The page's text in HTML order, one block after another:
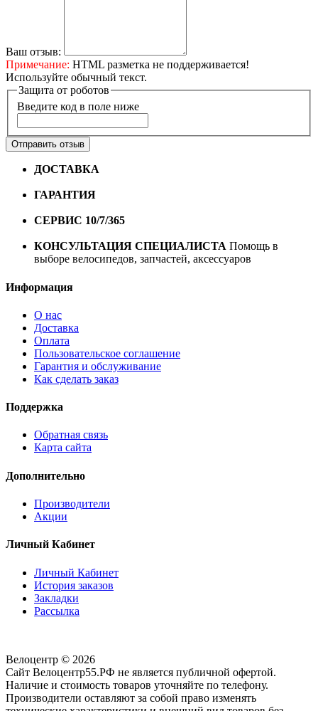
Ваш отзыв:
Примечание: HTML разметка не поддерживается!
Используйте обычный текст.
Защита от роботов
Введите код в поле ниже
Отправить отзыв
ДОСТАВКА
ГАРАНТИЯ
СЕРВИС 10/7/365
КОНСУЛЬТАЦИЯ СПЕЦИАЛИСТА Помощь в
выборе велосипедов, запчастей, аксессуаров
Информация
О нас
Доставка
Оплата
Пользовательское соглашение
Гарантия и обслуживание
Как сделать заказ
Поддержка
Обратная связь
Карта сайта
Дополнительно
Производители
Акции
Личный Кабинет
Личный Кабинет
История заказов
Закладки
Рассылка
Велоцентр © 2026
Сайт Велоцентр55.РФ не является публичной офертой.
Наличие и стоимость товаров уточняйте по телефону.
Производители оставляют за собой право изменять